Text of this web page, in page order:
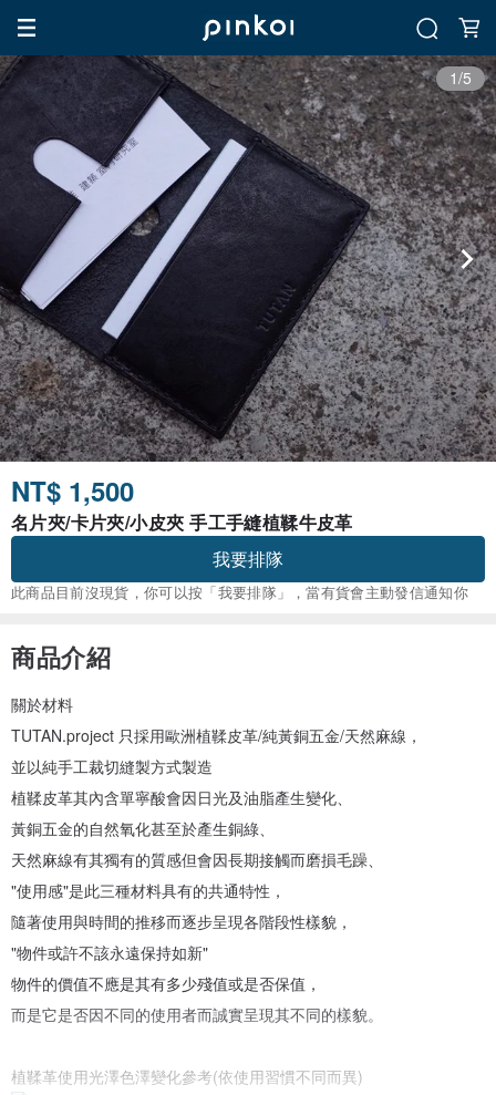
1/5
NT$ 1,500
名片夾/卡片夾/小皮夾 手工手縫植鞣牛皮革
我要排隊
此商品目前沒現貨，你可以按「我要排隊」，當有貨會主動發信通知你
商品介紹
關於材料
TUTAN.project 只採用歐洲植鞣皮革/純黃銅五金/天然麻線，
並以純手工裁切縫製方式製造
植鞣皮革其內含單寧酸會因日光及油脂產生變化、
黃銅五金的自然氧化甚至於產生銅綠、
天然麻線有其獨有的質感但會因長期接觸而磨損毛躁、
"使用感"是此三種材料具有的共通特性，
隨著使用與時間的推移而逐步呈現各階段性樣貌，
"物件或許不該永遠保持如新"
物件的價值不應是其有多少殘值或是否保值，
而是它是否因不同的使用者而誠實呈現其不同的樣貌。
植鞣革使用光澤色澤變化參考(依使用習慣不同而異)